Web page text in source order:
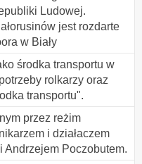
Ludowej.
jest rozdarte
w Biały
środka transportu w
rolkarzy oraz
transportu".
przez reżim
i działaczem
Andrzejem Poczobutem.